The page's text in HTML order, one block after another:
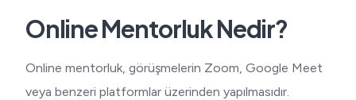
Online Mentorluk Nedir?
Online mentorluk, görüşmelerin Zoom, Google Meet
veya benzeri platformlar üzerinden yapılmasıdır.